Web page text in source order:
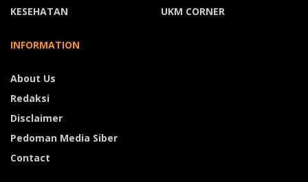
KESEHATAN
UKM CORNER
INFORMATION
About Us
Redaksi
Disclaimer
Pedoman Media Siber
Contact